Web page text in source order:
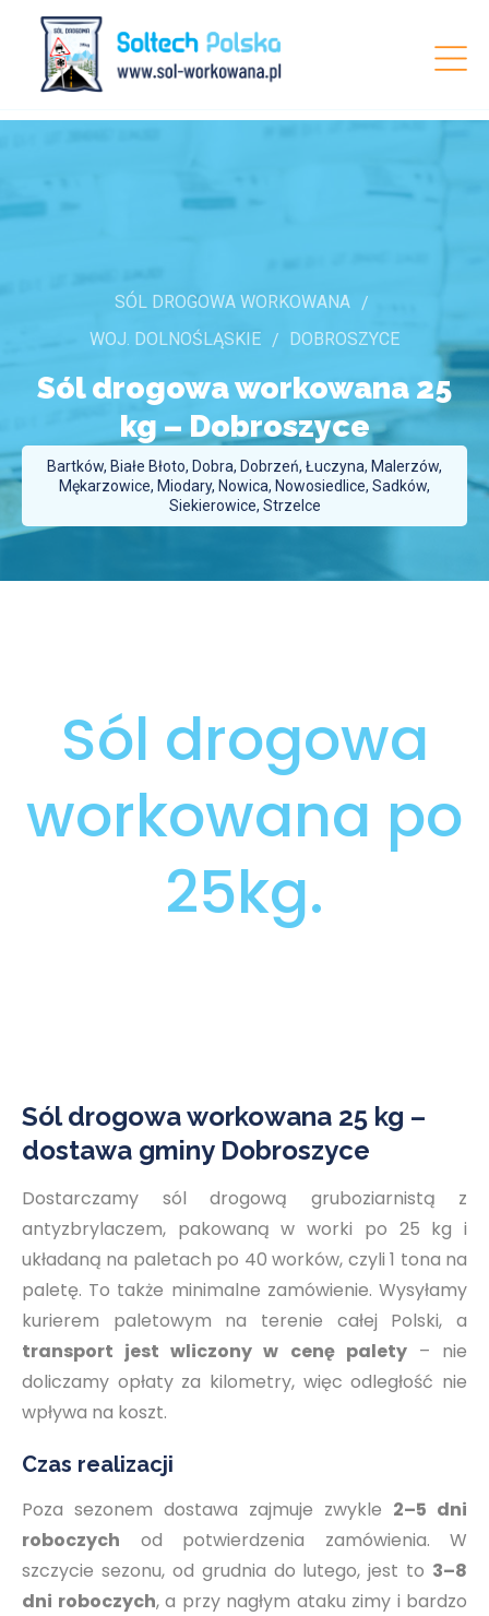
SÓL DROGOWA WORKOWANA
WOJ. DOLNOŚLĄSKIE
DOBROSZYCE
Sól drogowa workowana 25
kg –Dobroszyce
Bartków, Białe Błoto, Dobra, Dobrzeń, Łuczyna, Malerzów,
Mękarzowice, Miodary, Nowica, Nowosiedlice, Sadków,
Siekierowice, Strzelce
Sól drogowa
workowana po
25kg.
Sól drogowa workowana 25 kg –
dostawa gminy Dobroszyce
Dostarczamy sól drogową gruboziarnistą z
antyzbrylaczem, pakowaną w worki po 25 kg i
układaną na paletach po 40 worków, czyli 1 tona na
paletę. To także minimalne zamówienie. Wysyłamy
kurierem paletowym na terenie całej Polski, a
transport jest wliczony w cenę palety– nie
doliczamy opłaty za kilometry, więc odległość nie
wpływa na koszt.
Czas realizacji
Poza sezonem dostawa zajmuje zwykle 2–5 dni
roboczych od potwierdzenia zamówienia. W
szczycie sezonu, od grudnia do lutego, jest to 3–8
dni roboczych, a przy nagłym ataku zimy i bardzo